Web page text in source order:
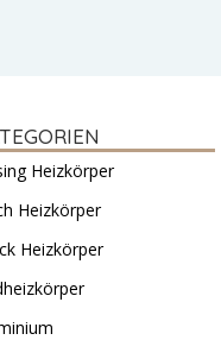
Heizkörper
Heizkörper
Heizkörper